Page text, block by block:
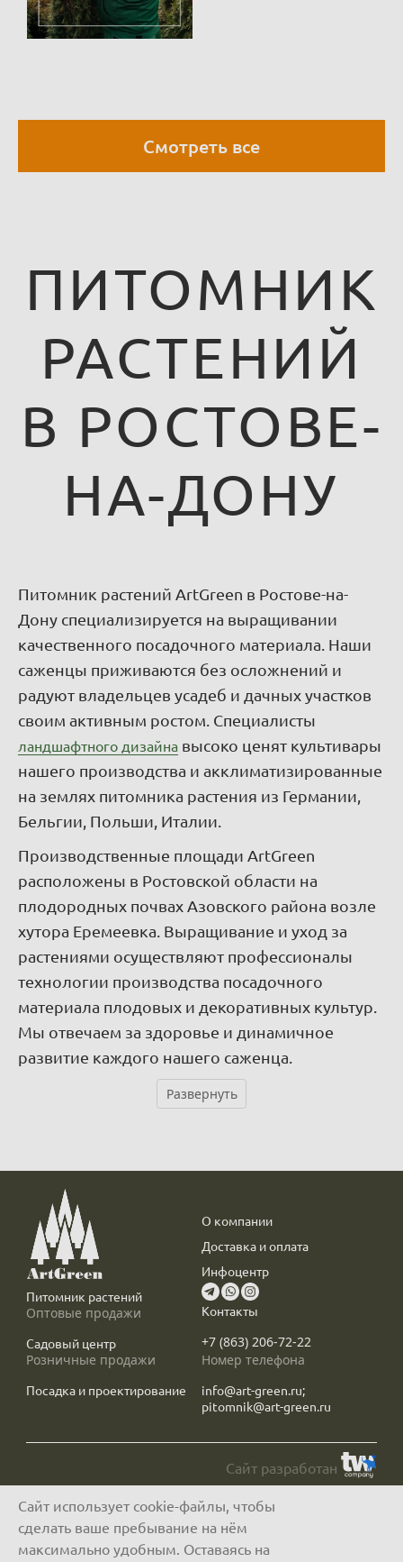
Сайт использует cookie-файлы, чтобы
сделать ваше пребывание на нём
максимально удобным. Оставаясь на
Смотреть все
ПИТОМНИК
РАСТЕНИЙ
В РОСТОВЕ-
НА-ДОНУ
Питомник растений ArtGreen в Ростове-на-
Дону специализируется на выращивании
качественного посадочного материала. Наши
саженцы приживаются без осложнений и
радуют владельцев усадеб и дачных участков
своим активным ростом. Специалисты
ландшафтного дизайна высоко ценят культивары
нашего производства и акклиматизированные
на землях питомника растения из Германии,
Бельгии, Польши, Италии.
Производственные площади ArtGreen
расположены в Ростовской области на
плодородных почвах Азовского района возле
хутора Еремеевка. Выращивание и уход за
растениями осуществляют профессионалы
технологии производства посадочного
материала плодовых и декоративных культур.
Мы отвечаем за здоровье и динамичное
развитие каждого нашего саженца.
Питомник растений
Оптовые продажи
Садовый центр
Розничные продажи
Посадка и проектирование
О компании
Доставка и оплата
Инфоцентр
Контакты
+7 (863) 206-72-22
Номер телефона
info@art-green.ru;
pitomnik@art-green.ru
© ARTGREEN, 2015-2026
*Данное предложение не является публичной офертой, определяемой
положениями статей 435, 437 Гражданского Кодекса РФ, и носит исключительно
информационный характер
Сайт разработан